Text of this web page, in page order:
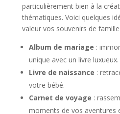
particulièrement bien à la
thématiques. Voici quelques
valeur vos souvenirs de famille
Album de mariage :
unique avec un livre luxueux.
Livre de naissance :
votre bébé.
Carnet de voyage :
moments de vos aventures